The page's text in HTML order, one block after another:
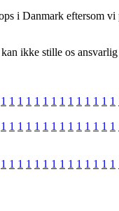
i Danmark eftersom
ikke stille os
1 1 1 1 1 1 1 1 1 1 1 1 1 1
1 1 1 1 1 1 1 1 1 1 1 1 1 1
1 1 1 1 1 1 1 1 1 1 1 1 1 1